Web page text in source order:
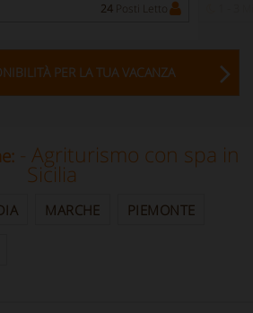
24 Posti Letto
PER LA TUA VACANZA
- Agriturismo con spa in
Sicilia
MARCHE PIEMONTE